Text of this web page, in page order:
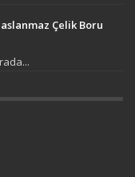
Çelik Boru